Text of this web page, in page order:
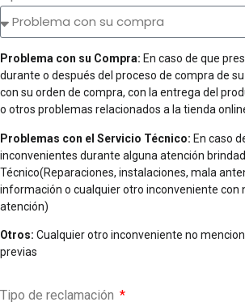
consumidor
Tipo de Problema
Problema con su Compra:
En caso de que
durante o después del proceso de compra de
con su orden de compra, con la entrega del
o otros problemas relacionados a la tienda
Problemas con el Servicio Técnico: En caso
inconvenientes durante alguna atención
Técnico(Reparaciones, instalaciones, mala
información o cualquier otro inconveniente con
atención)
previas